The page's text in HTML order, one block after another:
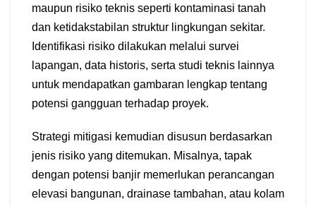
maupun risiko teknis seperti kontaminasi tanah
dan ketidakstabilan struktur lingkungan sekitar.
Identifikasi risiko dilakukan melalui survei
lapangan, data historis, serta studi teknis lainnya
untuk mendapatkan gambaran lengkap tentang
potensi gangguan terhadap proyek.
Strategi mitigasi kemudian disusun berdasarkan
jenis risiko yang ditemukan. Misalnya, tapak
dengan potensi banjir memerlukan perancangan
elevasi bangunan, drainase tambahan, atau kolam